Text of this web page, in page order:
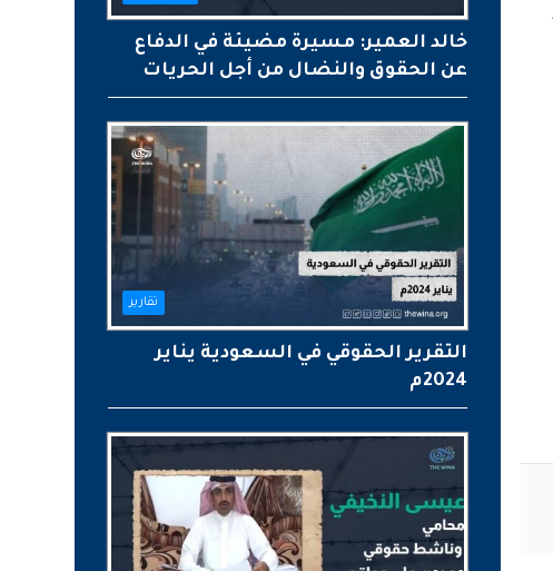
خالد العمير: مسيرة مضيئة في الدفاع
عن الحقوق والنضال من أجل الحريات
تقارير
التقرير الحقوقي في السعودية يناير
2024م